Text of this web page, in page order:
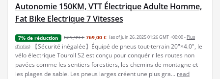
Autonomie 150KM, VTT Électrique Adulte Homme,
Fat Bike Electrique 7 Vitesses
7% de réduction 829,99 € 769,00 € (as of juin 26, 2025 01:26 GMT +00:00 - Plus
d’infos)
【Sécurité inégalée】Équipé de pneus tout-terrain 20"×4.0", le
vélo électrique Touroll S2 est conçu pour conquérir les routes non
pavées comme les sentiers forestiers, les chemins de montagne et
les plages de sable. Les pneus larges créent une plus gra... read